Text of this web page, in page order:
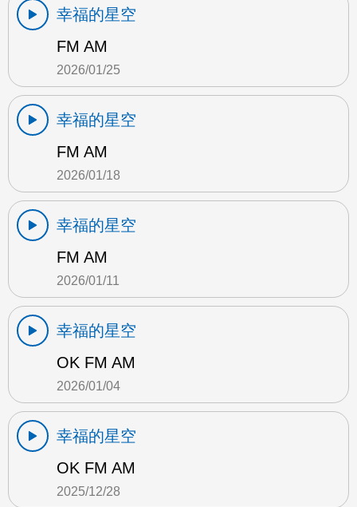
幸福的星空
FM AM
2026/01/25
幸福的星空
FM AM
2026/01/18
幸福的星空
FM AM
2026/01/11
幸福的星空
OK FM AM
2026/01/04
幸福的星空
OK FM AM
2025/12/28